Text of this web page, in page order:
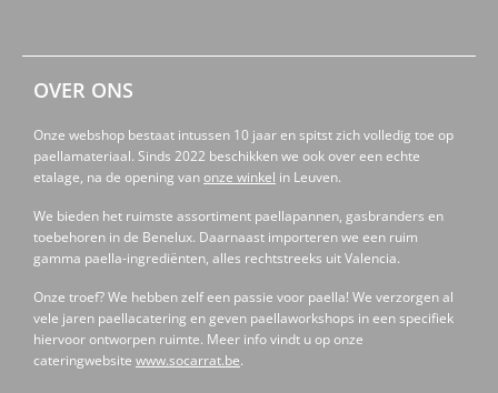
OVER ONS
Onze webshop bestaat intussen 10 jaar en spitst zich volledig toe op
paellamateriaal. Sinds 2022 beschikken we ook over een echte
etalage, na de opening vanonze winkel in Leuven.
We bieden het ruimste assortiment paellapannen, gasbranders en
toebehoren in de Benelux. Daarnaast importeren we een ruim
gamma paella-ingrediënten, alles rechtstreeks uit Valencia.
Onze troef? We hebben zelf een passie voor paella! We verzorgen al
vele jaren paellacatering en geven paellaworkshops in een specifiek
hiervoor ontworpen ruimte. Meer info vindt u op onze
cateringwebsite www.socarrat.be.